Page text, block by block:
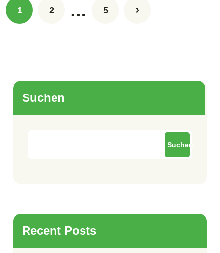
1 2 … 5
Suchen
Suchen
Recent Posts